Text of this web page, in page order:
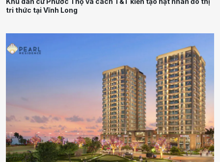
tri thức tại Vĩnh Long